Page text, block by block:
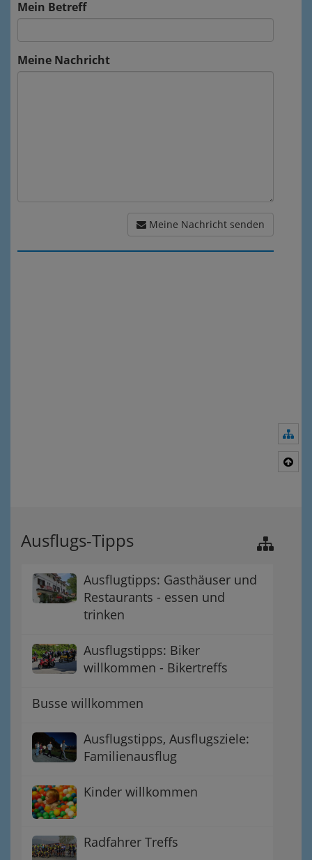
Mein Betreff
Meine Nachricht
Meine Nachricht senden
Ausflugs-Tipps
Ausflugtipps: Gasthäuser und
Restaurants - essen und
trinken
Ausflugstipps: Biker
willkommen - Bikertreffs
Busse willkommen
Ausflugstipps, Ausflugsziele:
Familienausflug
Kinder willkommen
Radfahrer Treffs